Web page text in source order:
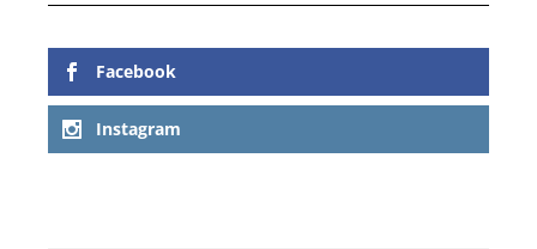
Facebook
Instagram